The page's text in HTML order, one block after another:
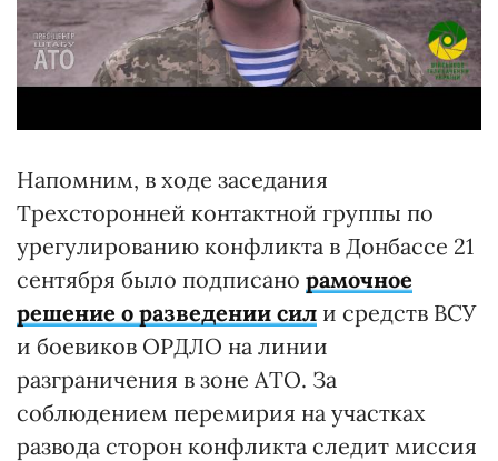
Напомним, в ходе заседания
Трехсторонней контактной группы по
урегулированию конфликта в Донбассе 21
сентября было подписано рамочное
решение о разведении сил и средств ВСУ
и боевиков ОРДЛО на линии
разграничения в зоне АТО. За
соблюдением перемирия на участках
развода сторон конфликта следит миссия